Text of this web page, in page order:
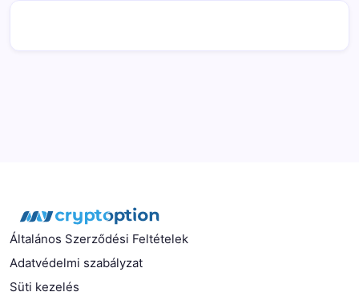
Általános Szerződési Feltételek
Adatvédelmi szabályzat
Süti kezelés